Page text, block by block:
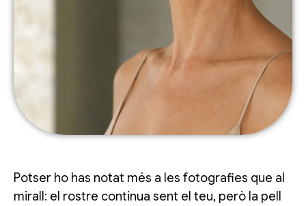
Potser ho has notat més a les fotografies que al
mirall: el rostre continua sent el teu, però la pell